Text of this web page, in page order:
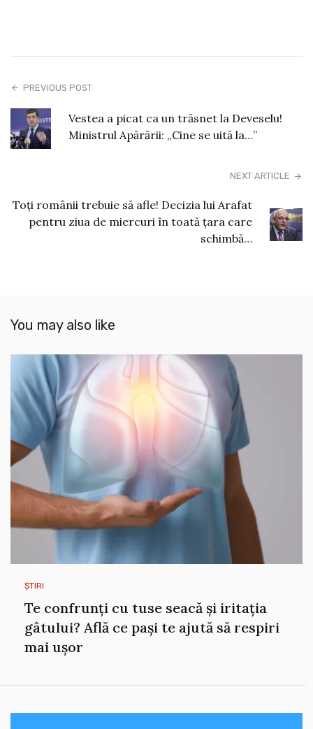
PREVIOUS POST
Vestea a picat ca un trăsnet la Deveselu!
Ministrul Apărării: „Cine se uită la…”
NEXT ARTICLE
Toți românii trebuie să afle! Decizia lui Arafat
pentru ziua de miercuri în toată țara care
schimbă…
You may also like
ȘTIRI
Te confrunți cu tuse seacă și iritația
gâtului? Află ce pași te ajută să respiri
mai ușor